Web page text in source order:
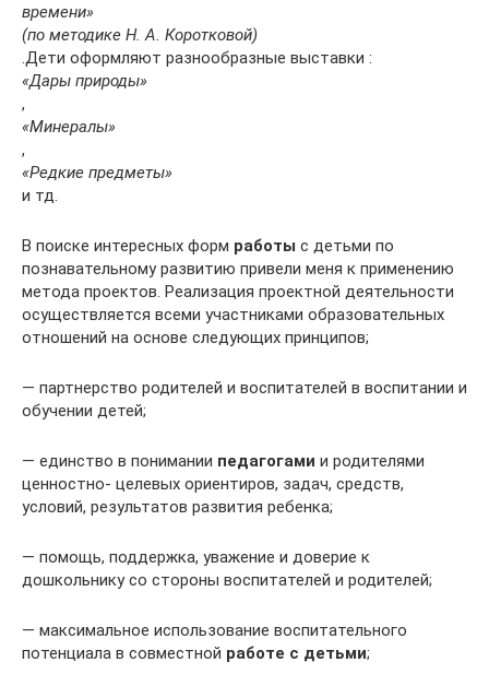
времени»
(по методике Н. А. Коротковой)
.Дети оформляют разнообразные выставки :
«Дары природы»
,
«Минералы»
,
«Редкие предметы»
и тд.
В поиске интересных форм работы с детьми по
познавательному развитию привели меня к применению
метода проектов. Реализация проектной деятельности
осуществляется всеми участниками образовательных
отношений на основе следующих принципов;
— партнерство родителей и воспитателей в воспитании и
обучении детей;
— единство в понимании педагогами и родителями
ценностно- целевых ориентиров, задач, средств,
условий, результатов развития ребенка;
— помощь, поддержка, уважение и доверие к
дошкольнику со стороны воспитателей и родителей;
— максимальное использование воспитательного
потенциала в совместной работе с детьми;